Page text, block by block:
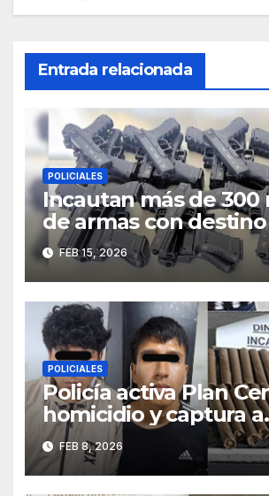
Entrada relacionada
POLICIALES
Incautan más de 300
de armas con destino
Trujillo e investigan
vínculo con “Los
FEB 15, 2026
POLICIALES
Policía activa Plan
homicidio y captura a
sospechosos con
Chao
FEB 8, 2026